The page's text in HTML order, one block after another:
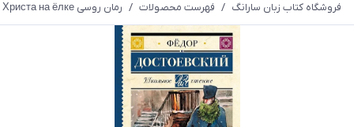
فروشگاه کتاب زبان سارانگ / فهرست محصولات / رمان روسی Бедные люди. Белые ночи. Мальчик у Христа на ёлке اثر داستایوفسکی -